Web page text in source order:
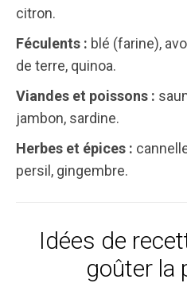
citron.
Féculents : blé (farine),
de terre, quinoa.
Viandes et poissons :
jambon, sardine.
Herbes et épices :
persil, gingembre.
Idées de
goûter la